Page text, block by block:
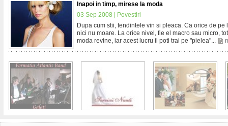
Inapoi in timp, mirese la moda
03 Sep 2008 |
Povestiri
Dupa cum stii, tendintele vin si pleaca. Ca orice de
nici nu moare. La orice nivel, fie el macro sau micro,
moda revine, iar acest lucru il poti trai pe "pielea"...